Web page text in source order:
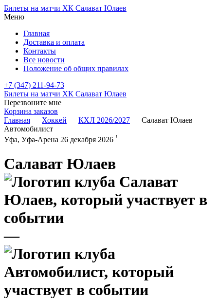
Билеты на матчи ХК Салават Юлаев
Меню
Главная
Доставка и оплата
Контакты
Все новости
Положение об общих правилах
+7 (347) 211-94-73
Билеты на матчи ХК Салават Юлаев
Перезвоните мне
Корзина заказов
Главная — Хоккей — КХЛ 2026/2027 — Салават Юлаев —
Автомобилист
Уфа, Уфа-Арена 26 декабря 2026 !
Салават Юлаев
—